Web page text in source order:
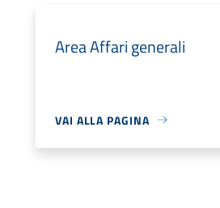
Area Affari generali
VAI ALLA PAGINA